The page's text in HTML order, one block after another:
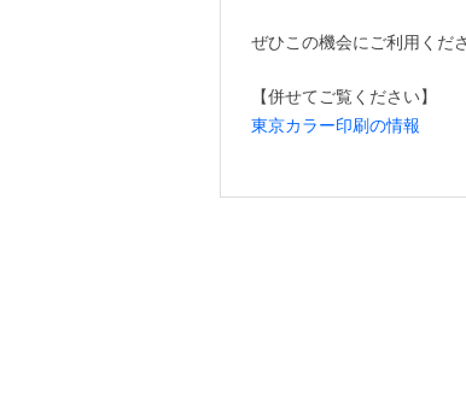
ぜひこの機会にご利用くだ
【併せてご覧ください】
東京カラー印刷の情報